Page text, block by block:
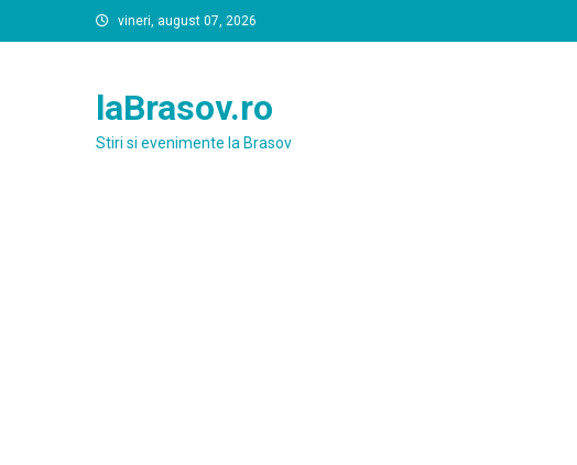
to
vineri, august 07, 2026
laBrasov.ro
Stiri si evenimente la Brasov